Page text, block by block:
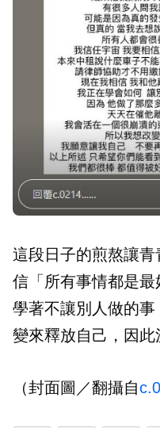
這段日子的煎熬讓
信「所有事情都是
學著不讓別人做的
變來釋放自己，因此
（封面圖／翻攝自